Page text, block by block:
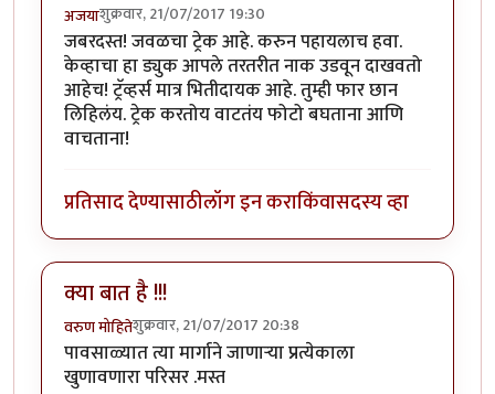
अजयाशुक्रवार, 21/07/2017 19:30
जबरदस्त! जवळचा ट्रेक आहे. करुन पहायलाच हवा.
केव्हाचा हा ड्युक आपले तरतरीत नाक उडवून दाखवतो
आहेच! ट्रॅव्हर्स मात्र भितीदायक आहे. तुम्ही फार छान
लिहिलंय. ट्रेक करतोय वाटतंय फोटो बघताना आणि
वाचताना!
प्रतिसाद देण्यासाठीलॉग इन कराकिंवासदस्य व्हा
क्या बात है !!!
वरुण मोहितेशुक्रवार, 21/07/2017 20:38
पावसाळ्यात त्या मार्गाने जाणाऱ्या प्रत्येकाला
खुणावणारा परिसर .मस्त